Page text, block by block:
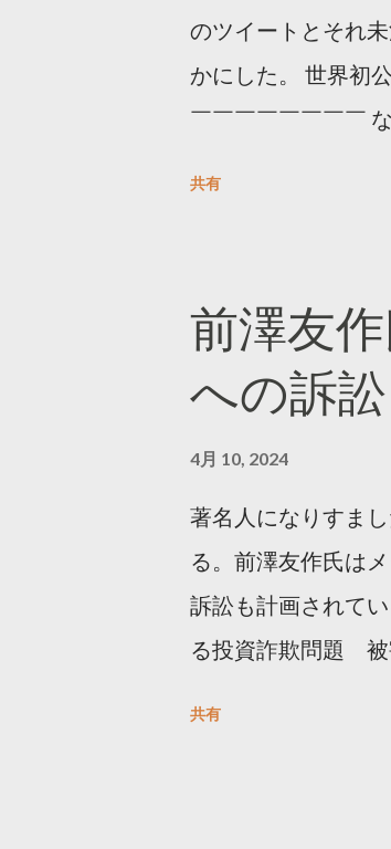
のツイートとそれ
かにした。 世界初
￣￣￣￣￣￣￣￣
https://
共有
前澤友
への訴
4月 10, 2024
著名人になりすま
る。前澤友作氏は
訴訟も計画されて
る投資詐欺問題 被
欺広告をめぐり…
共有